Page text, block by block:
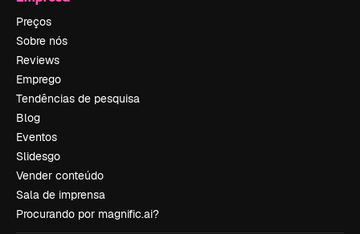
Preços
Sobre nós
Reviews
Emprego
Tendências de pesquisa
Blog
Eventos
Slidesgo
Vender conteúdo
Sala de imprensa
Procurando por magnific.ai?